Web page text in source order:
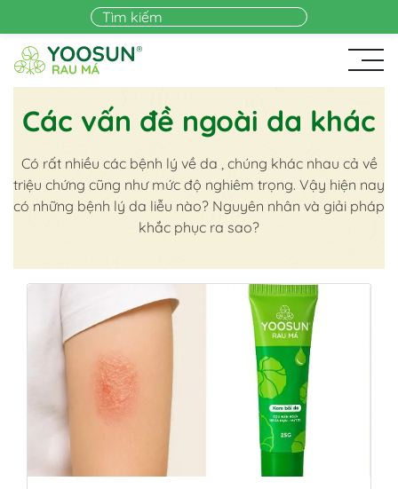
Skip to main content
Các vấn đề ngoài da khác
Có rất nhiều các bệnh lý về da , chúng khác nhau cả về
triệu chứng cũng như mức độ nghiêm trọng. Vậy hiện nay
có những bệnh lý da liễu nào? Nguyên nhân và giải pháp
khắc phục ra sao?